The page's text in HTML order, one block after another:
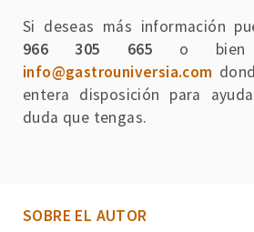
Si deseas más información
966 305 665 o bien
info@gastrouniversia.com
entera disposición para
duda que tengas.
SOBRE EL AUTOR